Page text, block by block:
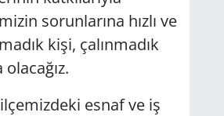
sorunlarına hızlı ve
kişi, çalınmadık
esnaf ve iş